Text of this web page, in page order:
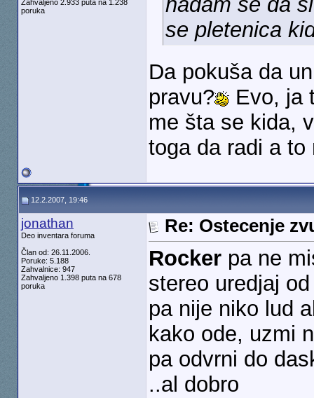
Zahvaljeno 2.933 puta na 1.238
poruka
se pletenica
Da pokuša da
pravu?
Evo, ja
me šta se kida,
toga da radi a
12.2.2007, 19:46
jonathan
Deo inventara foruma
Član od: 26.11.2006.
Poruke: 5.188
Zahvalnice: 947
Zahvaljeno 1.398 puta na 678
poruka
Re: Ostecenje
Rockerpa ne
stereo uredjaj
pa nije niko lud
kako ode, uzmi
pa odvrni do
..al dobro